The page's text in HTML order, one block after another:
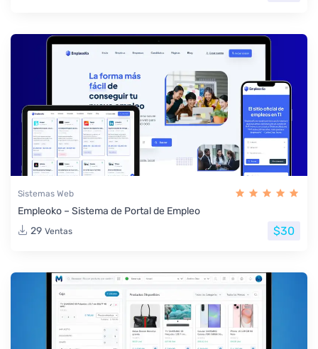
Sistemas Web
Empleoko – Sistema de Portal de Empleo
29 Ventas $30